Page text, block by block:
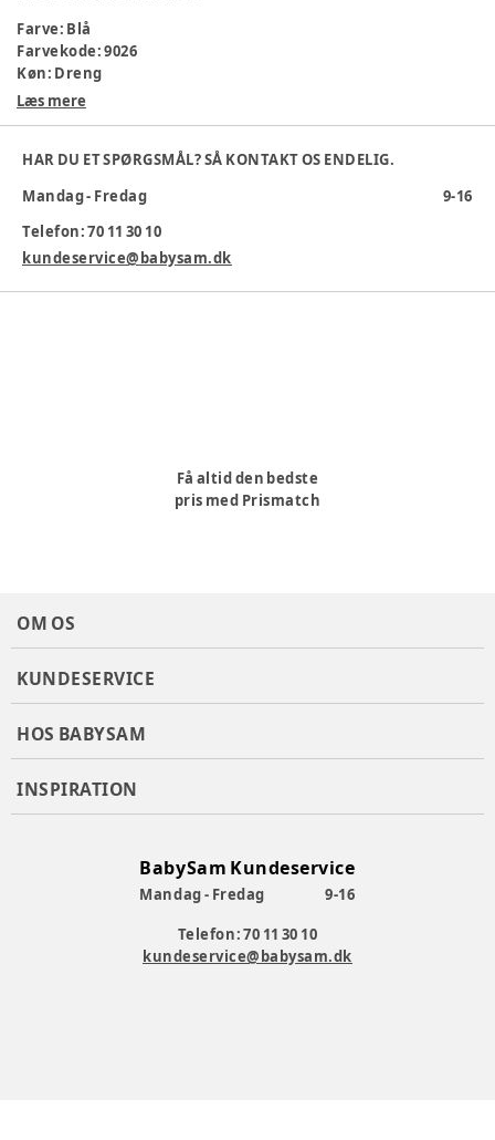
Farve: Blå
Farvekode:9026
Køn: Dreng
Materiale
Læs mere
HAR DU ET SPØRGSMÅL? SÅ KONTAKT OS ENDELIG.
Mandag - Fredag
9-16
Telefon: 70 11 30 10
kundeservice@babysam.dk
Få altid den bedste
pris med Prismatch
OM OS
KUNDESERVICE
HOS BABYSAM
INSPIRATION
BabySam Kundeservice
Mandag - Fredag
9-16
Telefon: 70 11 30 10
kundeservice@babysam.dk